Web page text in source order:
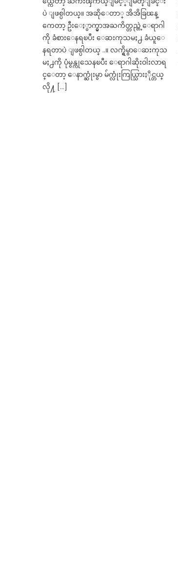
ပဲ ျဖစ္ပါတယ္။ အဆိုေတာ္ အိအိခြၽန္
ကေတာ့ ဦးေႏွာက္မွာအႀကိတ္တည္တဲ့ေရာဂါ
ကို ခံစားေနရၿပီး ေဆးကုသမႈ႕ ခံယူေ
နရတာပဲ ျဖစ္ပါတယ္ ..။ လက္ရွိမွာေဆးကုသ
မႈ႕ကို ပုံမွန္ကုသေနၿပီး ေရာဂါဆိုးဝါးလာရ
င္ေတာ့ ေနာက္ဆုံးမွာ မ်က္လုံးကြယ္သြားႏိုင္တယ္
လို႔ […]